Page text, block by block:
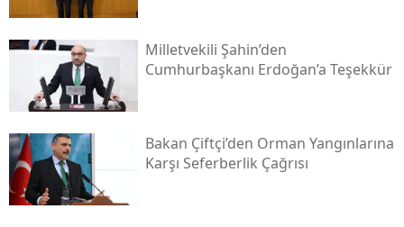
Milletvekili Şahin’den
Cumhurbaşkanı Erdoğan’a Teşekkür
Bakan Çiftçi’den Orman Yangınlarına
Karşı Seferberlik Çağrısı